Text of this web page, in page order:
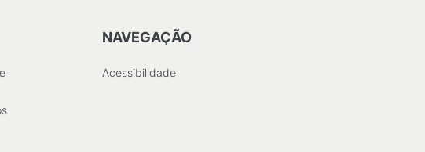
NAVEGAÇÃO
Acessibilidade